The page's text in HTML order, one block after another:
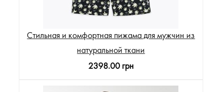
Стильная и комфортная пижама для мужчин из
натуральной ткани
2398.00 грн